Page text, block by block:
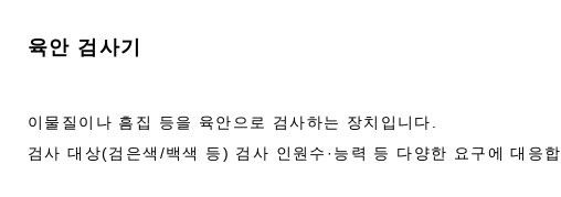
육안 검사기
이물질이나 흠집 등을 육안으로 검사하는 장치입니다.
검사 대상(검은색/백색 등) 검사 인원수·능력 등 다양한 요구에 대응합